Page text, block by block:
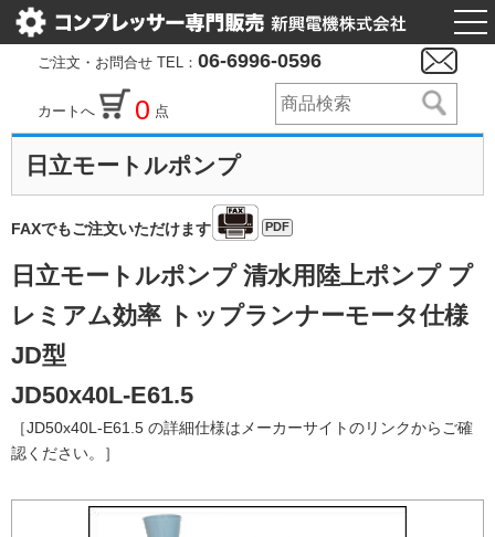
ご注文・お問合せ TEL： 06-6996-0596
カートへ 0 点
日立モートルポンプ
FAXでもご注文いただけます PDF
日立モートルポンプ 清水用陸上ポンプ プ
レミアム効率 トップランナーモータ仕様
JD型
JD50x40L-E61.5
［JD50x40L-E61.5 の詳細仕様はメーカーサイトのリンクからご確
認ください。］